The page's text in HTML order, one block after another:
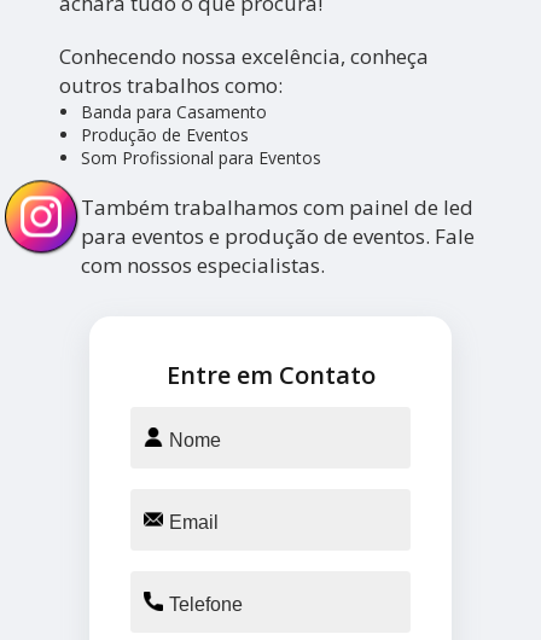
Conhecendo nossa excelência, conheça
outros trabalhos como:
Banda para Casamento
Produção de Eventos
Som Profissional para Eventos
Também trabalhamos com painel de led
para eventos e produção de eventos. Fale
com nossos especialistas.
Entre em Contato